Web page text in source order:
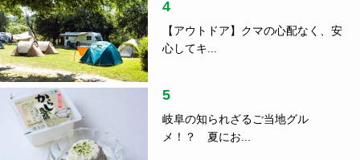
岐阜の知られざるご当地グル
メ！？ 夏にお...